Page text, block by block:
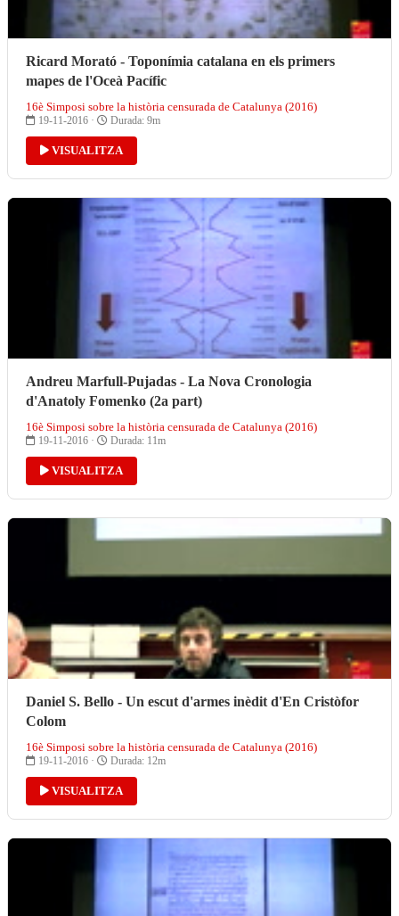
Ricard Morató - Toponímia catalana en els primers
mapes de l'Oceà Pacífic
16è Simposi sobre la història censurada de Catalunya (2016)
19-11-2016 · Durada: 9m
VISUALITZA
Andreu Marfull-Pujadas - La Nova Cronologia
d'Anatoly Fomenko (2a part)
16è Simposi sobre la història censurada de Catalunya (2016)
19-11-2016 · Durada: 11m
VISUALITZA
Daniel S. Bello - Un escut d'armes inèdit d'En Cristòfor
Colom
16è Simposi sobre la història censurada de Catalunya (2016)
19-11-2016 · Durada: 12m
VISUALITZA